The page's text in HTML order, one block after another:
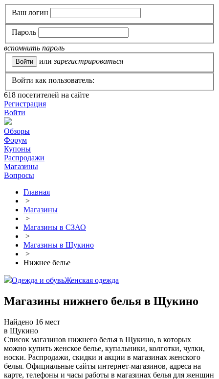
Ваш логин
Пароль
вспомнить пароль
или зарегистрироваться
Войти как пользователь:
618 посетителей на сайте
Регистрация
Войти
Обзоры
Форум
Купоны
Распродажи
Магазины
Вопросы
Главная
>
Магазины
>
Магазины в СЗАО
>
Магазины в Щукино
>
Нижнее белье
Одежда и обувьЖенская одежда
Магазины нижнего белья в Щукино
Найдено 16 мест
в Щукино
Список магазинов нижнего белья в Щукино, в которых
можно купить женское белье, купальники, колготки, чулки,
носки. Распродажи, скидки и акции в магазинах женского
белья. Официальные сайты интернет-магазинов, адреса на
карте, телефоны и часы работы в магазинах белья для женщин